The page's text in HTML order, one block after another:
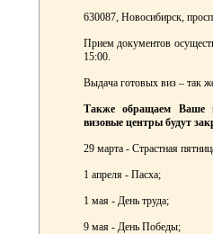
630087, Новосибирск,
Прием документов
15:00.
Выдача готовых виз – так
Также обращаем Ваше
визовые центры будут
29 марта - Страстная
1 апреля - Пасха;
1 мая - День труда;
9 мая - День Победы;